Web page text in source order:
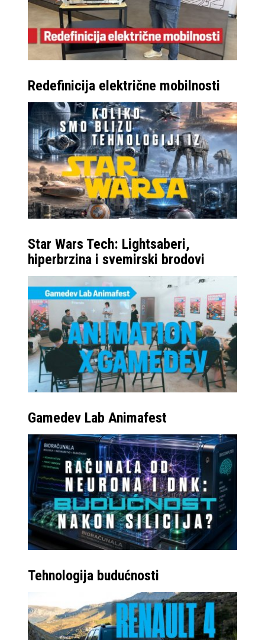
Redefinicija električne mobilnosti
Star Wars Tech: Lightsaberi,
hiperbrzina i svemirski brodovi
Gamedev Lab Animafest
Tehnologija budućnosti